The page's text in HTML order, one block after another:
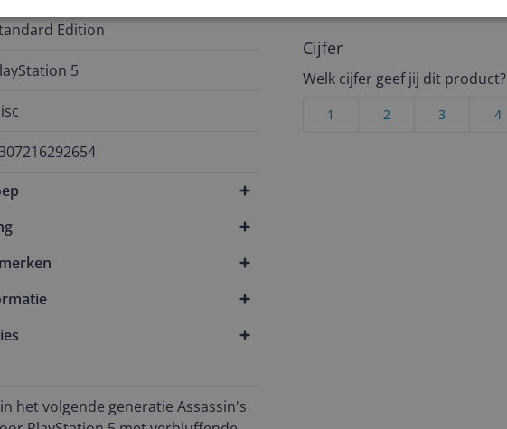
Edition
5
het volgende generatie Assassin's
Cijfer
Welk cijfer geef jij dit product?
4
3
2
1